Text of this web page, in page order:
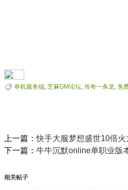
单机服务端, 芝麻GM论坛, 传奇一条龙, 免
上一篇：快手大服梦想盛世10倍
下一篇： 牛牛沉默online单职业版
相关帖子